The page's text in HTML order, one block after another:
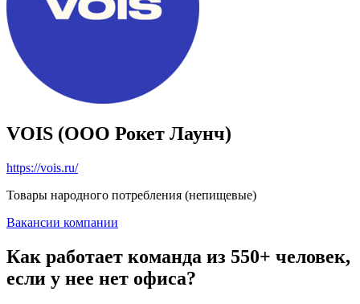
VOIS (ООО Рокет Лаунч)
https://vois.ru/
Товары народного потребления (непищевые)
Вакансии компании
Как работает команда из 550+ человек,
если у нее нет офиса?